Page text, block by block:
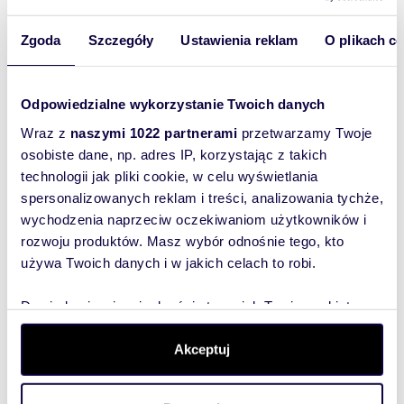
Zgoda Szczegóły Ustawienia reklam O plikach
Odpowiedzialne wykorzystanie Twoich danych
Wraz z naszymi 1022 partnerami przetwarzamy Twoje
osobiste dane, np. adres IP, korzystając z takich
technologii jak pliki cookie, w celu wyświetlania
spersonalizowanych reklam i treści, analizowania tychże,
wychodzenia naprzeciw oczekiwaniom użytkowników i
rozwoju produktów. Masz wybór odnośnie tego, kto
używa Twoich danych i w jakich celach to robi.
Dowiedz się więcej odnośnie tego, jak Twoje osobiste
dane są przetwarzane oraz ustaw własne preferencje w
. W Deklaracji plików cookie możesz
zmienić lub wycofać swoją zgodę w dowolnej chwili.
Akceptuj
2 2 54,32 m2 548 632 zł
3 42,61 m2
3 2 42,02 m2 437 008 zł
2 54,32 m